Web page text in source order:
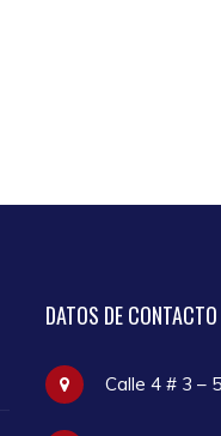
DATOS DE CONTACTO
Calle 4 # 3 –